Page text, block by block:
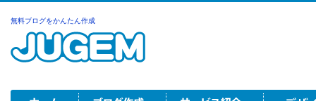
無料ブログをかんたん作成